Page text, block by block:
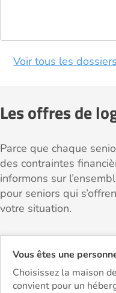
Voir tous les
Les offres de
Parce que chaque
des contraintes
informons sur
pour seniors qui
votre situation.
Vous êtes une
Choisissez la maison
convient pour un